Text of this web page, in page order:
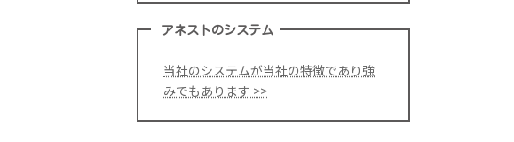
アネストのシステム
当社のシステムが当社の特徴であり強
みでもあります >>